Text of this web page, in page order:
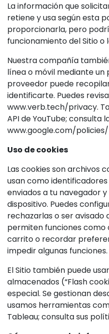
La información que
retiene y usa según esta
proporcionarla, pero
funcionamiento del Sitio o
Nuestra compañía
línea o móvil mediante
proveedor puede
identificarte. Puedes
www.verb.tech/privacy.
API de YouTube; consulta
www.google.com/
Uso de cookies
Las cookies son archivos
usan como
enviados a tu navegador
dispositivo. Puedes
rechazarlas o ser avisado
permiten funciones
carrito o recordar
impedir algunas funciones.
El Sitio también puede
almacenados (“Flash
especial. Se gestionan
usamos herramientas
Tableau; consulta sus